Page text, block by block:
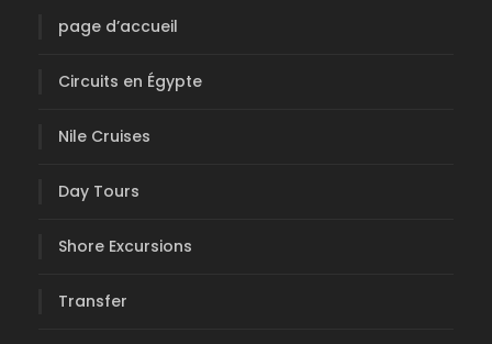
page d’accueil
Circuits en Égypte
Nile Cruises
Day Tours
Shore Excursions
Transfer